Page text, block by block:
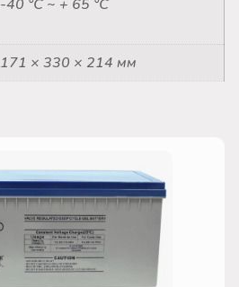
-40 °C ~ + 65 °C
171 × 330 × 214 мм